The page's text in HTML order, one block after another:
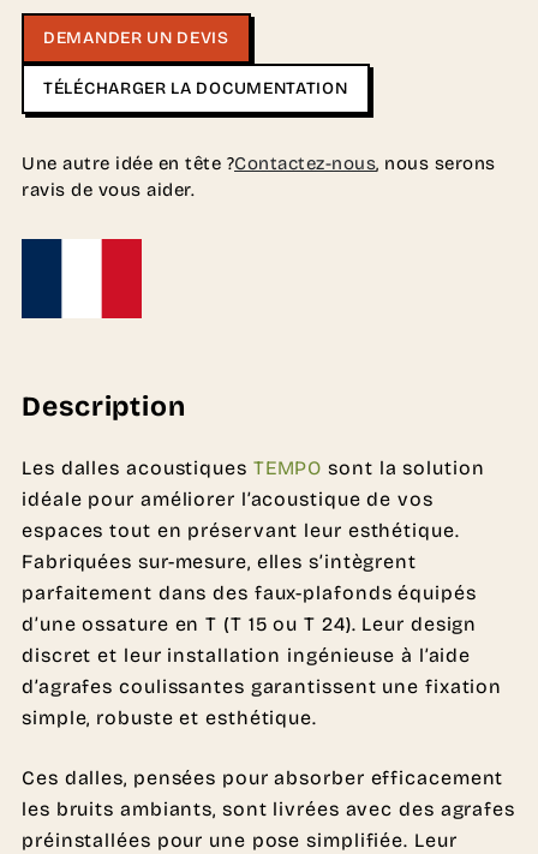
DEMANDER UN DEVIS
TÉLÉCHARGER LA DOCUMENTATION
Une autre idée en tête ?Contactez-nous, nous serons
ravis de vous aider.
Description
Les dalles acoustiques TEMPO sont la solution
idéale pour améliorer l’acoustique de vos
espaces tout en préservant leur esthétique.
Fabriquées sur-mesure, elles s’intègrent
parfaitement dans des faux-plafonds équipés
d’une ossature en T (T 15 ou T 24). Leur design
discret et leur installation ingénieuse à l’aide
d’agrafes coulissantes garantissent une fixation
simple, robuste et esthétique.
Ces dalles, pensées pour absorber efficacement
les bruits ambiants, sont livrées avec des agrafes
préinstallées pour une pose simplifiée. Leur